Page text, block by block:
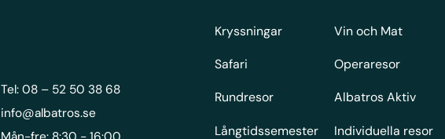
Tel: 08 – 52 50 38 68
info@albatros.se
Kryssningar
Safari
Rundresor
Långtidssemester
Vin och Mat
Operaresor
Albatros Aktiv
Individuella resor